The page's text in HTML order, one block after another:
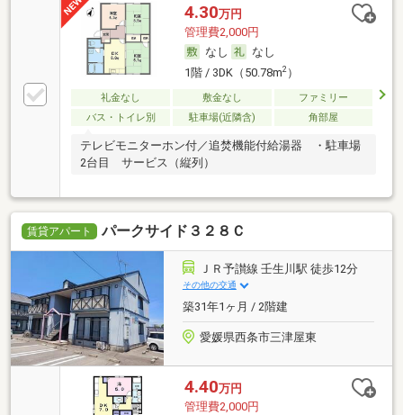
4.30万円
管理費2,000円
なし
なし
1階 / 3DK（50.78m2）
礼金なし 敷金なし
ファミリー
バス・トイレ別
駐車場(近隣含) 角部屋
テレビモニターホン付／追焚機能付給湯器 ・駐車場
2台目 サービス（縦列）
賃貸アパート パークサイド３２８Ｃ
ＪＲ予讃線 壬生川駅 徒歩12分
その他の交通
築31年1ヶ月 / 2階建
愛媛県西条市三津屋東
4.40万円
管理費2,000円